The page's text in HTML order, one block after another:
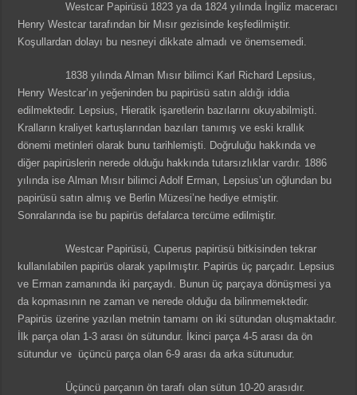
Westcar Papirüsü 1823 ya da 1824 yılında İngiliz maceracı
Henry Westcar tarafından bir Mısır gezisinde keşfedilmiştir.
Koşullardan dolayı bu nesneyi dikkate almadı ve önemsemedi.
1838 yılında Alman Mısır bilimci Karl Richard Lepsius,
Henry Westcar’ın yeğeninden bu papirüsü satın aldığı iddia
edilmektedir. Lepsius, Hieratik işaretlerin bazılarını okuyabilmişti.
Kralların kraliyet kartuşlarından bazıları tanımış ve eski krallık
dönemi metinleri olarak bunu tarihlemişti. Doğruluğu hakkında ve
diğer papirüslerin nerede olduğu hakkında tutarsızlıklar vardır. 1886
yılında ise Alman Mısır bilimci Adolf Erman, Lepsius’un oğlundan bu
papirüsü satın almış ve Berlin Müzesi’ne hediye etmiştir.
Sonralarında ise bu papirüs defalarca tercüme edilmiştir.
Westcar Papirüsü, Cuperus papirüsü bitkisinden tekrar
kullanılabilen papirüs olarak yapılmıştır. Papirüs üç parçadır. Lepsius
ve Erman zamanında iki parçaydı. Bunun üç parçaya dönüşmesi ya
da kopmasının ne zaman ve nerede olduğu da bilinmemektedir.
Papirüs üzerine yazılan metnin tamamı on iki sütundan oluşmaktadır.
İlk parça olan 1-3 arası ön sütundur. İkinci parça 4-5 arası da ön
sütundur ve üçüncü parça olan 6-9 arası da arka sütunudur.
Üçüncü parçanın ön tarafı olan sütun 10-20 arasıdır.